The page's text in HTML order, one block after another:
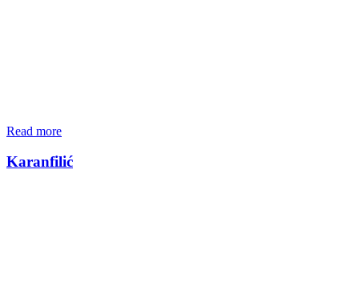
Read more
Karanfilić